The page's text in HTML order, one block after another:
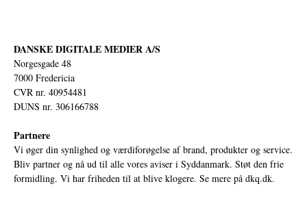
DANSKE DIGITALE MEDIER A/S
Norgesgade 48
7000 Fredericia
CVR nr. 40954481
DUNS nr. 306166788
Partnere
Vi øger din synlighed og værdiforøgelse af brand, produkter og service.
Bliv partner og nå ud til alle vores aviser i Syddanmark. Støt den frie
formidling. Vi har friheden til at blive klogere. Se mere på dkq.dk.